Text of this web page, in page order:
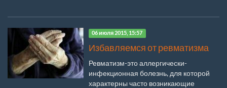
06 июля 2015, 15:57
Избавляемся от ревматизма
Ревматизм-это аллергически-
инфекционная болезнь, для которой
характерны часто возникающие